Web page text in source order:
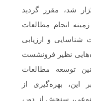
شد، مقرر گردید
انجام مطالعات
شناسایی و ارزیابی
نظیر فرونشست
توسعه مطالعات
این، بهره‌گیری از
سنجش از دور،